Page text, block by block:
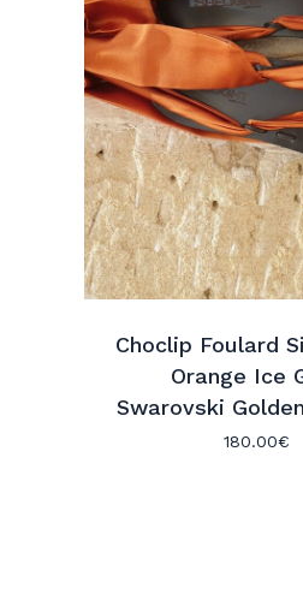
Choclip Foulard
Orange Ice
Swarovski
180.00€